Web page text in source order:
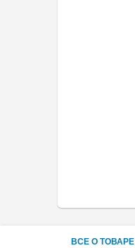
ВСЕ О ТОВАРЕ